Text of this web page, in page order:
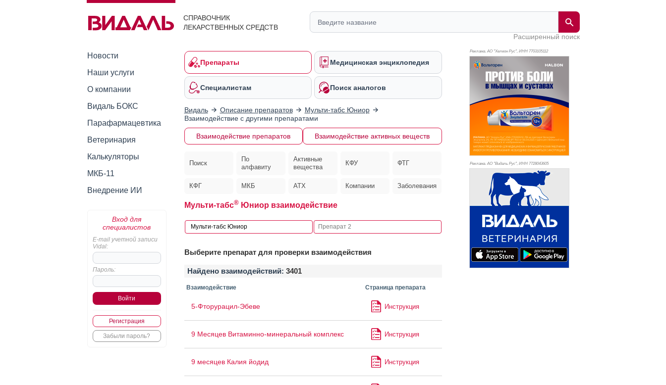
СПРАВОЧНИК
ЛЕКАРСТВЕННЫХ СРЕДСТВ
Расширенный поиск
Новости
Наши услуги
О компании
Видаль БОКС
Парафармацевтика
Ветеринария
Калькуляторы
МКБ-11
Внедрение ИИ
Вход для
специалистов
E-mail учетной записи
Vidal:
Пароль:
Регистрация
Забыли пароль?
Препараты Медицинская энциклопедия
Специалистам Поиск аналогов
Видаль Описание препаратов
Мульти-табс Юниор
Взаимодействие с другими препаратами
Взаимодействие препаратов Взаимодействие активных веществ
Поиск
По
алфавиту
Активные
вещества
КФУ ФТГ
КФГ МКБ АТХ Компании Заболевания
Мульти-табс®Юниор взаимодействие
Выберите препарат для проверки взаимодействия
Найдено взаимодействий: 3401
Взаимодействие Страница препарата
5-Фторурацил-Эбеве Инструкция
9 Месяцев Витаминно-минеральный комплекс Инструкция
9 месяцев Калия йодид Инструкция
Реклама. АО "Хелеон Рус", ИНН 7703105112
Реклама. АО "Видаль Рус", ИНН 7728043605